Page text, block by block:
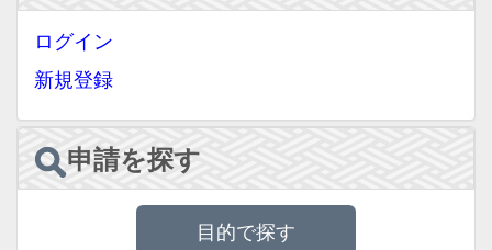
ログイン
新規登録
申請を探す
目的で探す